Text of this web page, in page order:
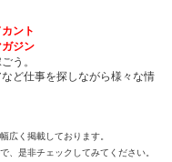
ント
ジン
う。
ど仕事を探しながら様々な情
広く掲載しております。
、是非チェックしてみてください。